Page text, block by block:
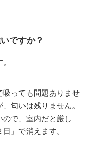
ですか？
吸っても問題ありませ
匂いは残りません。
ので、室内だと厳し
」で消えます。